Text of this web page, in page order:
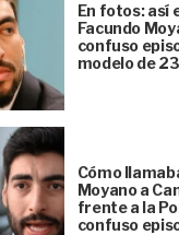
En fotos: así
Facundo
confuso
modelo de
Cómo
Moyano a
frente a la
confuso